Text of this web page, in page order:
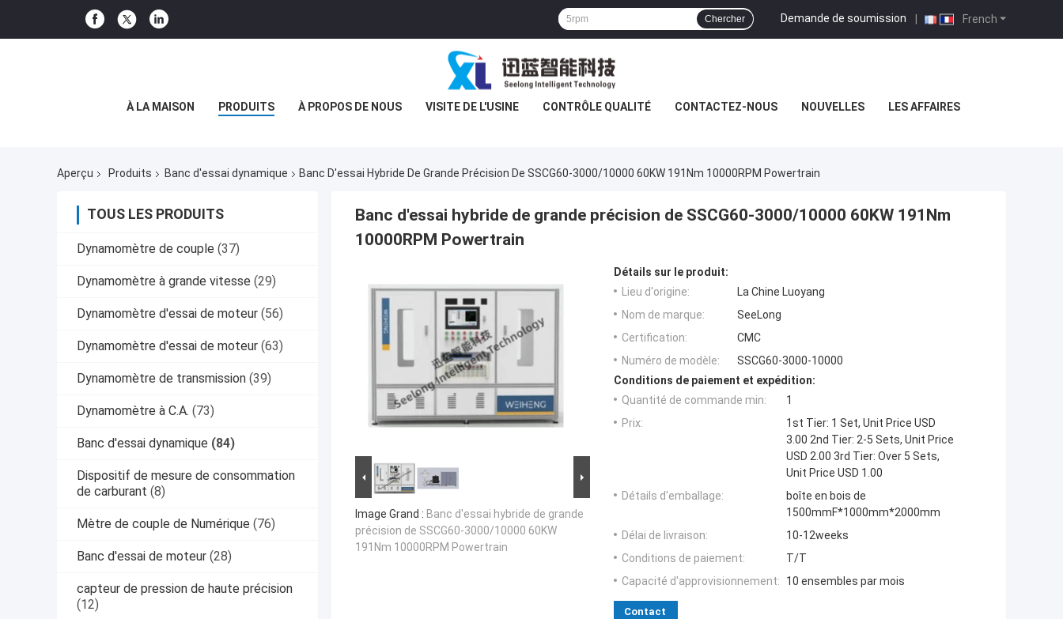
French
Demande de soumission |
Chercher
À LA MAISON PRODUITS À PROPOS DE NOUS VISITE DE L'USINE CONTRÔLE QUALITÉ CONTACTEZ-NOUS NOUVELLES LES AFFAIRES
Aperçu Produits Banc d'essai dynamique Banc D'essai Hybride De Grande Précision De SSCG60-3000/10000 60KW 191Nm 10000RPM Powertrain
TOUS LES PRODUITS
Dynamomètre de couple (37)
Dynamomètre à grande vitesse (29)
Dynamomètre d'essai de moteur (56)
Dynamomètre d'essai de moteur (63)
Dynamomètre de transmission (39)
Dynamomètre à C.A. (73)
Banc d'essai dynamique (84)
Dispositif de mesure de consommation
de carburant (8)
Mètre de couple de Numérique (76)
Banc d'essai de moteur (28)
capteur de pression de haute précision
(12)
Banc d'essai hybride de grande précision de SSCG60-3000/10000 60KW 191Nm
10000RPM Powertrain
Image Grand : Banc d'essai hybride de grande
précision de SSCG60-3000/10000 60KW
191Nm 10000RPM Powertrain
Détails sur le produit:
Lieu d'origine:
La Chine Luoyang
Nom de marque:
SeeLong
Certification:
CMC
Numéro de modèle:
SSCG60-3000-10000
Conditions de paiement et expédition:
Quantité de commande min:
1
Prix:
1st Tier: 1 Set, Unit Price USD
3.00 2nd Tier: 2-5 Sets, Unit Price
USD 2.00 3rd Tier: Over 5 Sets,
Unit Price USD 1.00
Détails d'emballage:
boîte en bois de
1500mmF*1000mm*2000mm
Délai de livraison:
10-12weeks
Conditions de paiement:
T/T
Capacité d'approvisionnement:
10 ensembles par mois
Contact